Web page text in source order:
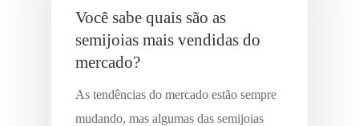
Você sabe quais são as
semijoias mais vendidas do
mercado?
As tendências do mercado estão sempre
mudando, mas algumas das semijoias